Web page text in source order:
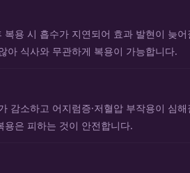
복용 시 흡수가 지연되어 효과 발현이 늦
아 식사와 무관하게 복용이 가능합니다.
감소하고 어지럼증·저혈압 부작용이 심
은 피하는 것이 안전합니다.